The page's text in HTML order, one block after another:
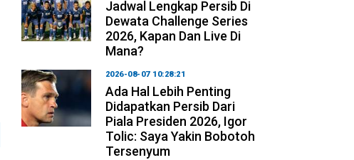
Jadwal Lengkap Persib Di
Dewata Challenge Series
2026, Kapan Dan Live Di
Mana?
2026-08-07 10:28:21
Ada Hal Lebih Penting
Didapatkan Persib Dari
Piala Presiden 2026, Igor
Tolic: Saya Yakin Bobotoh
Tersenyum